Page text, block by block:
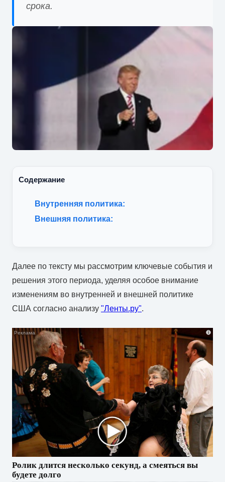
срока.
Содержание
Внутренняя политика:
Внешняя политика:
Далее по тексту мы рассмотрим ключевые события и
решения этого периода, уделяя особое внимание
изменениям во внутренней и внешней политике
США согласно анализу "Ленты.ру".
i
Ролик длится несколько секунд, а смеяться вы
будете долго